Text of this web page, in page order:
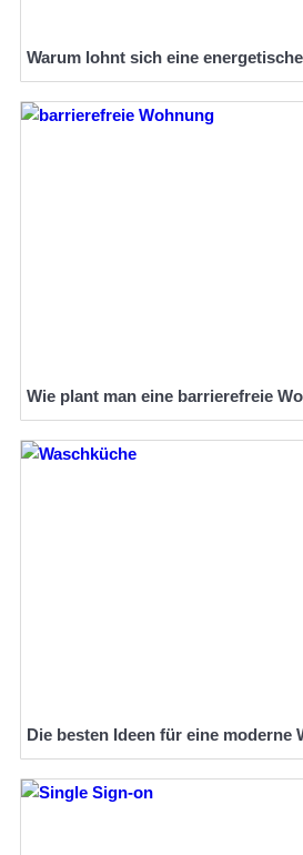
Warum lohnt sich eine
Wie plant man eine barrierefreie
Die besten Ideen für eine moderne